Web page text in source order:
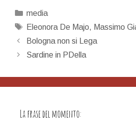
Categorie
media
Tag
Eleonora De Majo, Massimo
Navigazione
articolo
Bologna non si Lega
Sardine in PDella
La frase del momento: